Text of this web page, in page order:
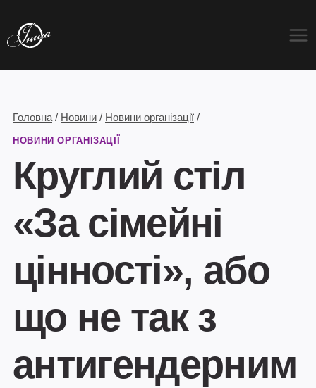
вмісту
Головна / Новини / Новини організації /
НОВИНИ ОРГАНІЗАЦІЇ
Круглий стіл
«За сімейні
цінності», або
що не так з
антигендерним